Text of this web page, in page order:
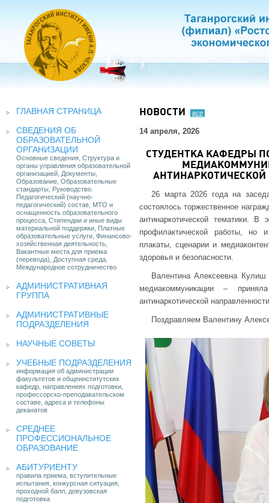
ГЛАВНАЯ СТРАНИЦА
СВЕДЕНИЯ ОБ
ОБРАЗОВАТЕЛЬНОЙ
ОРГАНИЗАЦИИ
Основные сведения, Структура и
органы управления образовательной
организацией, Документы,
Образование, Образовательные
стандарты, Руководство.
Педагогический (научно-
педагогический) состав, МТО и
оснащенность образовательного
процесса, Стипендии и иные виды
материальной поддержки, Платные
образовательные услуги, Финансово-
хозяйственная деятельность,
Вакантные места для приема
(перевода), Доступная среда,
Международное сотрудничество
АДМИНИСТРАТИВНАЯ
ГРУППА
АДМИНИСТРАТИВНЫЕ
ПОДРАЗДЕЛЕНИЯ
НАУЧНЫЕ СОВЕТЫ
УЧЕБНЫЕ ПОДРАЗДЕЛЕНИЯ
информация об администрации
факультетов и общеинститутских
кафедр, направлениях подготовки,
профессорско-преподавательском
составе, адреса и телефоны
деканатов
СРЕДНЕЕ
ПРОФЕССИОНАЛЬНОЕ
ОБРАЗОВАНИЕ
АБИТУРИЕНТУ
правила приема, вступительные
испытания, конкурсная ситуация,
проходной балл, довузовская
подготовка
НОВОСТИ все
14 апреля, 2026
СТУДЕНТКА КАФЕДРЫ
26 марта 2026 года на
состоялось торжественное
антинаркотической тематики.
профилактической работы, но
плакаты, сценарии и
здоровья и безопасности.
Валентина Алексеевна Кулиш
медиакоммуникации –
антинаркотической
Поздравляем Валентину